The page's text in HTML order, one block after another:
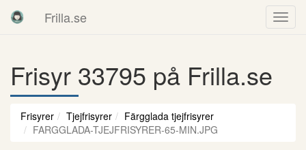
Frilla.se
Frisyr 33795 på Frilla.se
Frisyrer Tjejfrisyrer
Färgglada tjejfrisyrer
FARGGLADA-TJEJFRISYRER-65-MIN.JPG